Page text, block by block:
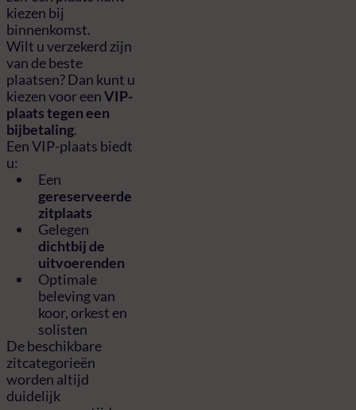
kiezen bij
binnenkomst.
Wilt u verzekerd zijn
van de beste
plaatsen? Dan kunt u
kiezen voor eenVIP-
plaats tegen een
bijbetaling.
Een VIP-plaats biedt
u:
Een
gereserveerde
zitplaats
Gelegen
dichtbij de
uitvoerenden
Optimale
beleving van
koor, orkest en
solisten
De beschikbare
zitcategorieën
worden altijd
duidelijk